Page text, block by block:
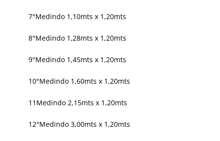
7°Medindo 1,10mts x 1,20mts
8°Medindo 1,28mts x 1,20mts
9°Medindo 1,45mts x 1,20mts
10°Medindo 1,60mts x 1,20mts
11Medindo 2,15mts x 1,20mts
12°Medindo 3,00mts x 1,20mts